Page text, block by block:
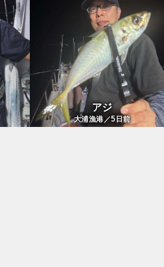
アジ
大浦漁港／5 日前